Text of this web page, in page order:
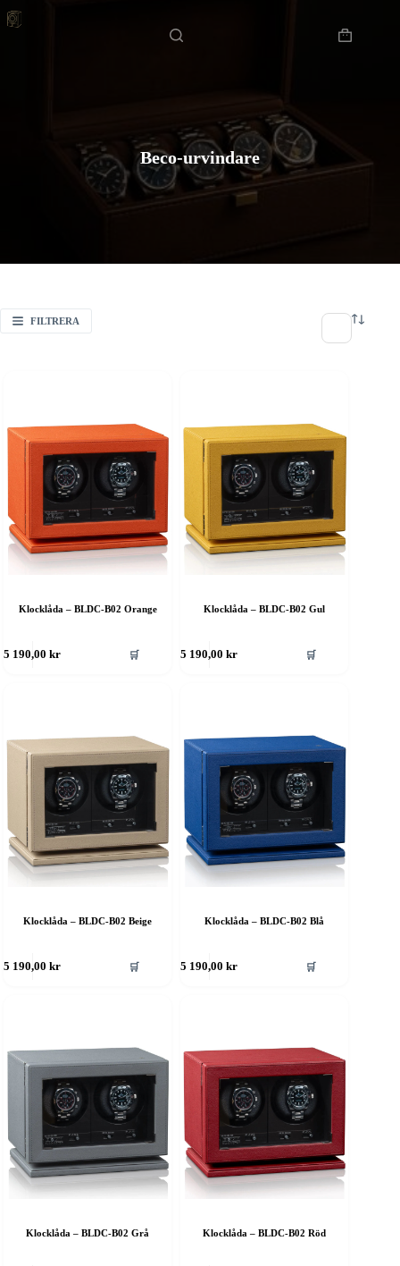
till
Varukorg
Hem
Beco-urvindare
FILTRERA
Klocklåda – BLDC-B02 Orange
5 190,00kr 🛒
Klocklåda – BLDC-B02 Gul
5 190,00kr 🛒
Klocklåda – BLDC-B02 Beige
5 190,00kr 🛒
Klocklåda – BLDC-B02 Blå
5 190,00kr 🛒
Klocklåda – BLDC-B02 Grå Klocklåda – BLDC-B02 Röd